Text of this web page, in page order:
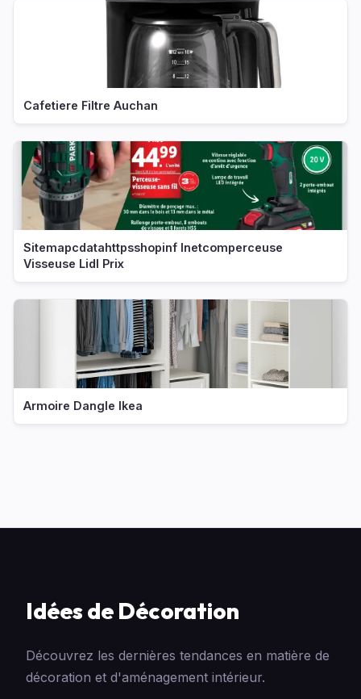
Cafetiere Filtre Auchan
Sitemapcdatahttpsshopinf Inetcomperceuse
Visseuse Lidl Prix
Armoire Dangle Ikea
Idées de Décoration
Découvrez les dernières tendances en matière de
décoration et d'aménagement intérieur.